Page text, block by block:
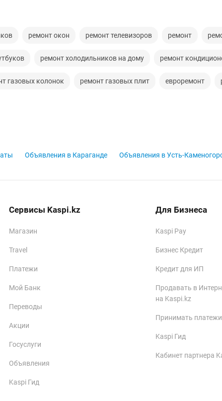
ремонт окон ремонт телевизоров ремонт
ремонт холодильников на дому ремонт
газовых колонок ремонт газовых плит евроремонт
Объявления в Караганде Объявления в Усть-
Сервисы Kaspi.kz
Магазин
Travel
Платежи
Мой Банк
Переводы
Акции
Госуслуги
Объявления
Kaspi Гид
Для Бизнеса
Kaspi Pay
Бизнес Кредит
Кредит для ИП
Продавать в
на Kaspi.kz
Принимать
Kaspi Гид
Кабинет партнера